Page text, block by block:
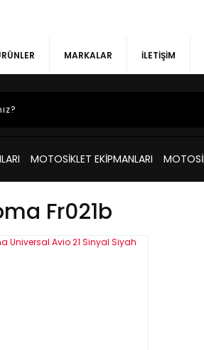
MARKALAR İLETİŞİM
MOTOSİKLET EKİPMANLARI
Fr021b